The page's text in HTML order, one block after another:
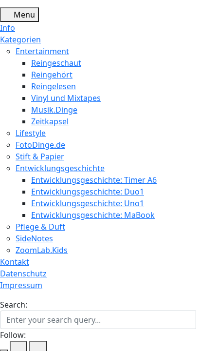
Menu
Info
Kategorien
Entertainment
Reingeschaut
Reingehört
Reingelesen
Vinyl und Mixtapes
Musik.Dinge
Zeitkapsel
Lifestyle
FotoDinge.de
Stift & Papier
Entwicklungsgeschichte
Entwicklungsgeschichte: Timer A6
Entwicklungsgeschichte: Duo1
Entwicklungsgeschichte: Uno1
Entwicklungsgeschichte: MaBook
Pflege & Duft
SideNotes
ZoomLab.Kids
Kontakt
Datenschutz
Impressum
Search:
Follow: